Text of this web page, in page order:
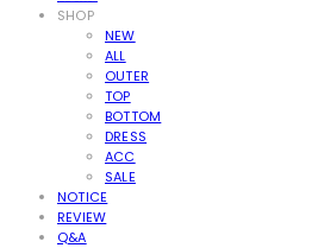
SHOP
NEW
ALL
OUTER
TOP
BOTTOM
DRESS
ACC
SALE
NOTICE
REVIEW
Q&A